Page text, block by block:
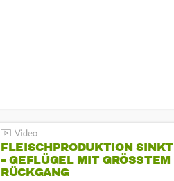
FLEISCHPRODUKTION SINKT
– GEFLÜGEL MIT GRÖSSTEM R
ÜCKGANG